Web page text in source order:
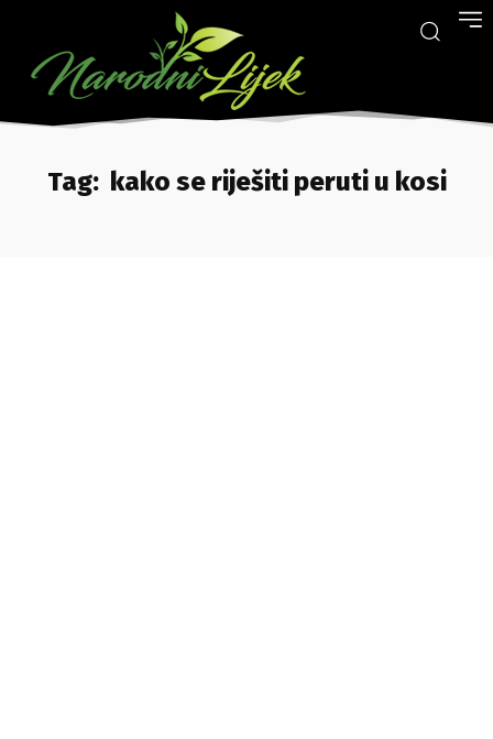
Tag: kako se riješiti peruti u kosi